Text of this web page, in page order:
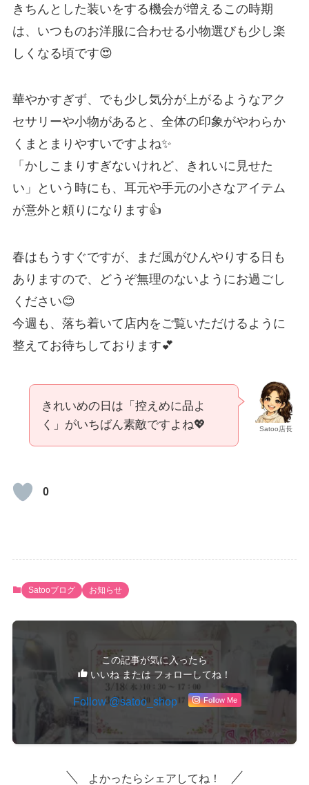
きちんとした装いをする機会が増えるこの時期
は、いつものお洋服に合わせる小物選びも少し楽
しくなる頃です😍
華やかすぎず、でも少し気分が上がるようなアク
セサリーや小物があると、全体の印象がやわらか
くまとまりやすいですよね✨
「かしこまりすぎないけれど、きれいに見せた
い」という時にも、耳元や手元の小さなアイテム
が意外と頼りになります👍
春はもうすぐですが、まだ風がひんやりする日も
ありますので、どうぞ無理のないようにお過ごし
ください😊
今週も、落ち着いて店内をご覧いただけるように
整えてお待ちしております💕
Satoo店長
きれいめの日は「控えめに品よ
く」がいちばん素敵ですよね💖
0
Satooブログ お知らせ
この記事が気に入ったら
いいね または フォローしてね！
Follow @satoo_shop Follow Me
よかったらシェアしてね！